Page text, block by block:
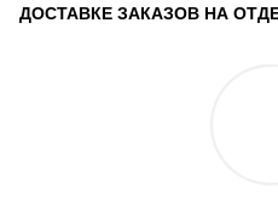
ДОСТАВКЕ ЗАКАЗОВ НА